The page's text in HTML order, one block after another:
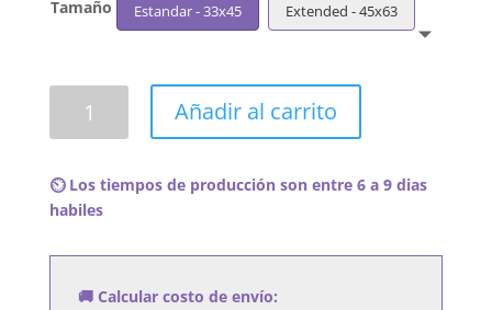
Tamaño Estandar - 33x45 Extended - 45x63
The
Beacon
cantidad
Añadir al carrito
⏲️ Los tiempos de producción son entre 6 a 9 dias
habiles
🚚 Calcular costo de envío: